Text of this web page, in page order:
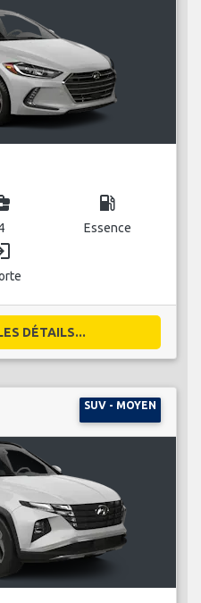
local_gas_station
Essence
DÉTAILS...
SUV - MOYEN